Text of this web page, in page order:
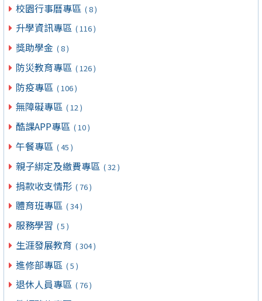
校園行事曆專區 ( 8 )
升學資訊專區 ( 116 )
獎助學金 ( 8 )
防災教育專區 ( 126 )
防疫專區 ( 106 )
無障礙專區 ( 12 )
酷課APP專區 ( 10 )
午餐專區 ( 45 )
親子綁定及繳費專區 ( 32 )
捐款收支情形 ( 76 )
體育班專區 ( 34 )
服務學習 ( 5 )
生涯發展教育 ( 304 )
進修部專區 ( 5 )
退休人員專區 ( 76 )